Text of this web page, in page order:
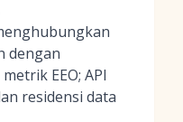
dengan
EEO; API
residensi data